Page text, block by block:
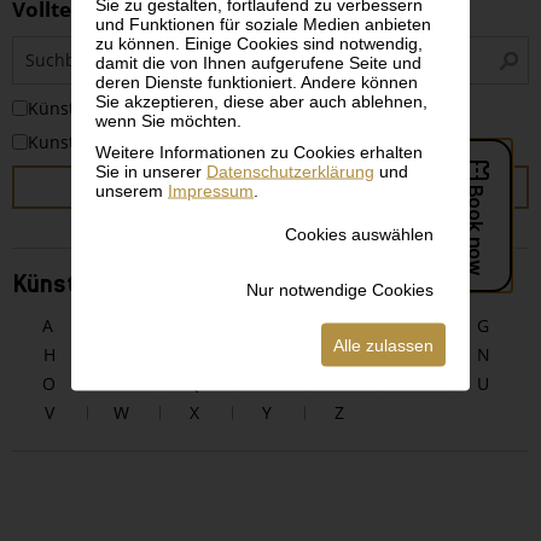
und Funktionen für soziale Medien anbieten
zu können. Einige Cookies sind notwendig,
damit die von Ihnen aufgerufene Seite und
deren Dienste funktioniert. Andere können
Sie akzeptieren, diese aber auch ablehnen,
wenn Sie möchten.
Weitere Informationen zu Cookies erhalten
Sie in unserer Datenschutzerklärung und
unserem Impressum
Cookies auswählen
Nur notwendige Cookies
Alle zulassen
Volltextsuche
KünstlerInnen
Kunstwerke
SUCHEN
KünstlerInnen alphabetisch
A E F
G
H
L M
N
O
U
V
W X Y Z